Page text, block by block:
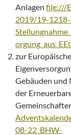
Anlagen file:///
2019/19-
zur
Gebäuden und
der
08-22_BHW-